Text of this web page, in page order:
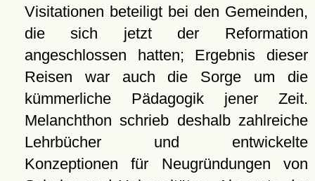
Visitationen beteiligt bei den Gemeinden,
die sich jetzt der Reformation
angeschlossen hatten; Ergebnis dieser
Reisen war auch die Sorge um die
kümmerliche Pädagogik jener Zeit.
Melanchthon schrieb deshalb zahlreiche
Lehrbücher und entwickelte
Konzeptionen für Neugründungen von